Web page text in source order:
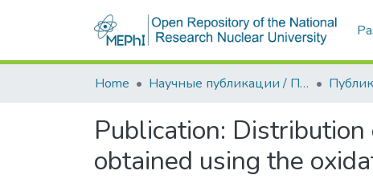
Home Научные публикации / Препринты
Publication: Distribution
obtained using the